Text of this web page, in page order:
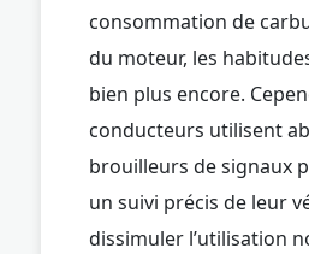
consommation de
du moteur, les
bien plus encore.
conducteurs utilisent
brouilleurs de signaux
un suivi précis de leur
dissimuler l’utilisation